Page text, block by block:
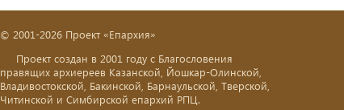
© 2001-2026 Проект «Епархия»
Проект создан в 2001 году с Благословения
правящих архиереев Казанской, Йошкар-Олинской,
Владивостокской, Бакинской, Барнаульской, Тверской,
Читинской и Симбирской епархий РПЦ.